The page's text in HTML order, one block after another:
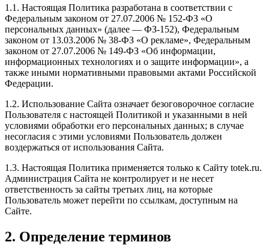
1.1. Настоящая Политика разработана в соответствии с
Федеральным законом от 27.07.2006 № 152-ФЗ «О
персональных данных» (далее — ФЗ-152), Федеральным
законом от 13.03.2006 № 38-ФЗ «О рекламе», Федеральным
законом от 27.07.2006 № 149-ФЗ «Об информации,
информационных технологиях и о защите информации», а
также иными нормативными правовыми актами Российской
Федерации.
1.2. Использование Сайта означает безоговорочное согласие
Пользователя с настоящей Политикой и указанными в ней
условиями обработки его персональных данных; в случае
несогласия с этими условиями Пользователь должен
воздержаться от использования Сайта.
1.3. Настоящая Политика применяется только к Сайту totek.ru.
Администрация Сайта не контролирует и не несет
ответственность за сайты третьих лиц, на которые
Пользователь может перейти по ссылкам, доступным на
Сайте.
2. Определение терминов